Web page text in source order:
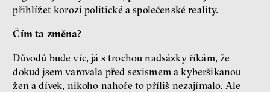
přihlížet korozi politické a společenské reality.
Čím ta změna?
Důvodů bude víc, já s trochou nadsázky říkám, že
dokud jsem varovala před sexismem a kyberšikanou
žen a dívek, nikoho nahoře to příliš nezajímalo. Ale